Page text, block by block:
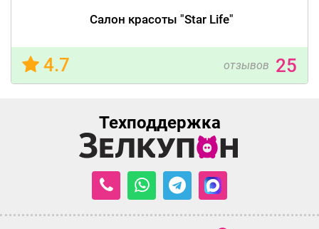
Салон красоты "Star Life"
4.7 отзывов 25
Техподдержка